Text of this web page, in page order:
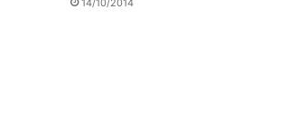
14/10/2014